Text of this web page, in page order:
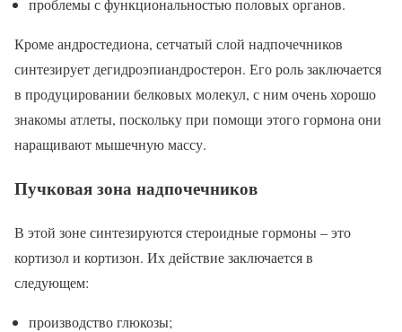
проблемы с функциональностью половых органов.
Кроме андростедиона, сетчатый слой надпочечников
синтезирует дегидроэпиандростерон. Его роль заключается
в продуцировании белковых молекул, с ним очень хорошо
знакомы атлеты, поскольку при помощи этого гормона они
наращивают мышечную массу.
Пучковая зона надпочечников
В этой зоне синтезируются стероидные гормоны – это
кортизол и кортизон. Их действие заключается в
следующем:
производство глюкозы;